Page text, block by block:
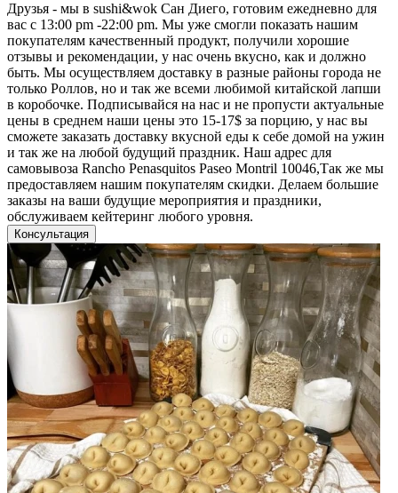
Друзья - мы в sushi&wok Сан Диего, готовим ежедневно для
вас с 13:00 pm -22:00 pm. Мы уже смогли показать нашим
покупателям качественный продукт, получили хорошие
отзывы и рекомендации, у нас очень вкусно, как и должно
быть. Мы осуществляем доставку в разные районы города не
только Роллов, но и так же всеми любимой китайской лапши
в коробочке. Подписывайся на нас и не пропусти актуальные
цены в среднем наши цены это 15-17$ за порцию, у нас вы
сможете заказать доставку вкусной еды к себе домой на ужин
и так же на любой будущий праздник. Наш адрес для
самовывоза Rancho Penasquitos Paseo Montril 10046,Так же мы
предоставляем нашим покупателям скидки. Делаем большие
заказы на ваши будущие мероприятия и праздники,
обслуживаем кейтеринг любого уровня.
Консультация